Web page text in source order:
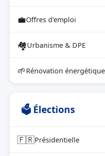
💼Offres d'emploi
🏘Urbanisme & DPE
🌱Rénovation énergétique
🗳 Élections
🇫🇷Présidentielle